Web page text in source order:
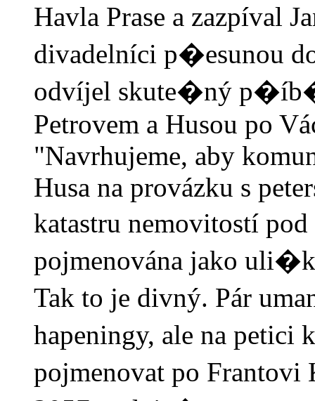
Havla Prase a zazpíval
divadelníci p�esunou
odvíjel skute�ný
Petrovem a Husou po
"Navrhujeme, aby
Husa na provázku s
katastru nemovitostí
pojmenována jako
Tak to je divný. Pár
hapeningy, ale na
pojmenovat po